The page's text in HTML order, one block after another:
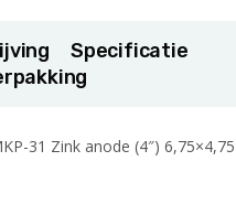
Specificatie
31 Zink anode (4″)